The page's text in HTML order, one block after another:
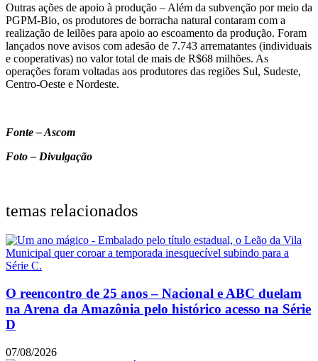
Outras ações de apoio à produção – Além da subvenção por meio da
PGPM-Bio, os produtores de borracha natural contaram com a
realização de leilões para apoio ao escoamento da produção. Foram
lançados nove avisos com adesão de 7.743 arrematantes (individuais
e cooperativas) no valor total de mais de R$68 milhões. As
operações foram voltadas aos produtores das regiões Sul, Sudeste,
Centro-Oeste e Nordeste.
Fonte – Ascom
Foto – Divulgação
temas relacionados
O reencontro de 25 anos – Nacional e ABC duelam
na Arena da Amazônia pelo histórico acesso na Série
D
07/08/2026